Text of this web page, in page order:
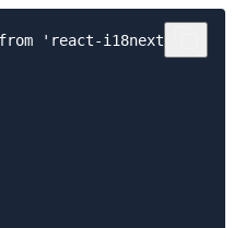
'react-i18next';